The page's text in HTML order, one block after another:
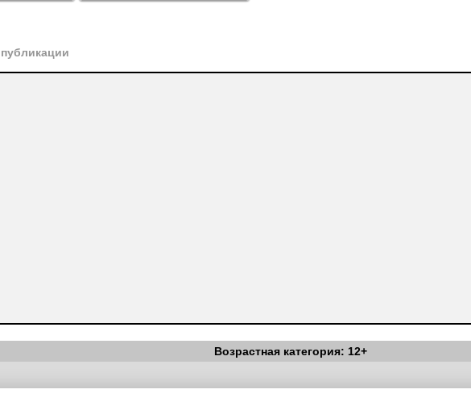
Возрастная категория: 12+
Copyright (c) |Вестник Педагога|Об издании|Условия|Политика